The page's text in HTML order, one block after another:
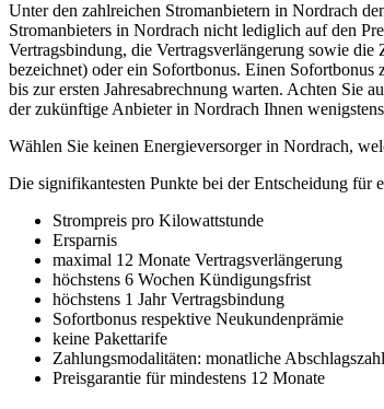
Unter den zahlreichen Stromanbietern in Nordrach
Stromanbieters in Nordrach nicht lediglich auf den
Vertragsbindung, die Vertragsverlängerung sowie
bezeichnet) oder ein Sofortbonus. Einen
bis zur ersten Jahresabrechnung warten. Achten Sie
der zukünftige Anbieter in Nordrach Ihnen
Wählen Sie keinen Energieversorger in Nordrach,
Die signifikantesten Punkte bei der Entscheidung für
Strompreis pro Kilowattstunde
Ersparnis
maximal 12 Monate Vertragsverlängerung
höchstens 6 Wochen Kündigungsfrist
höchstens 1 Jahr Vertragsbindung
Sofortbonus respektive Neukundenprämie
keine Pakettarife
Zahlungsmodalitäten: monatliche
Preisgarantie für mindestens 12 Monate